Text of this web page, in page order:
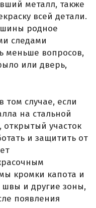
металл, также
всей детали.
родное
следами
меньше вопросов,
или дверь,
том случае, если
на стальной
открытый участок
и защитить от
кромки капота и
швы и другие зоны,
появления